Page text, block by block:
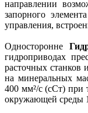
направлении
запорного
управления,
Односторонне
гидроприводах
расточных станков
на минеральных
400 мм²/с (сСт) при
окружающей среды